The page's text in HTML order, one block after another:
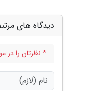
دیدگاه های
* نظرتان را در